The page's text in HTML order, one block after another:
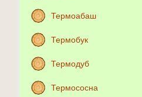
Термоабаш
Термобук
Термодуб
Термососна